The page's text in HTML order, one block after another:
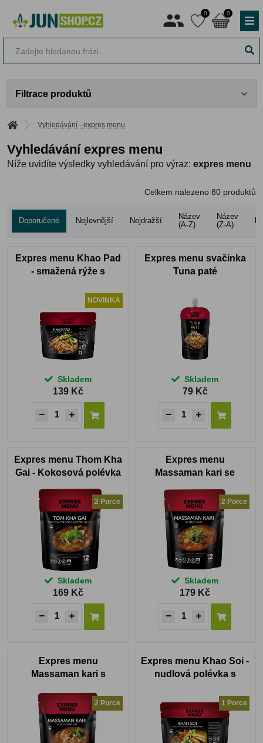
0 0
Filtrace produktů
Vyhledávání - expres menu
Vyhledávání expres menu
Níže uvidíte výsledky vyhledávání pro výraz: expres menu
Celkem nalezeno 80 produktů
Doporučené Nejlevnější Nejdražší
Název
(A-Z)
Název
(Z-A)
Expres menu Khao Pad
- smažená rýže s
NOVINKA
Skladem
139 Kč
Expres menu svačinka
Tuna paté
Skladem
79 Kč
Expres menu Thom Kha
Gai - Kokosová polévka
PORCE
2 Porce
Skladem
169 Kč
Expres menu
Massaman kari se
2 Porce
Skladem
179 Kč
Expres menu
Massaman kari s
PORCE
2 Porce
Expres menu Khao Soi -
nudlová polévka s
1 Porce